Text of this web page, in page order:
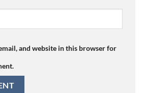
and website in this browser for